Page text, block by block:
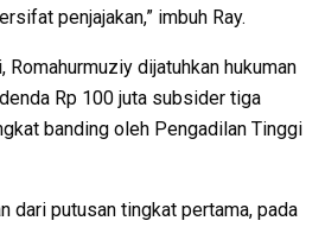
penjajakan,” imbuh Ray.
Romahurmuziy dijatuhkan hukuman
Rp 100 juta subsider tiga
banding oleh Pengadilan Tinggi
dari putusan tingkat pertama, pada